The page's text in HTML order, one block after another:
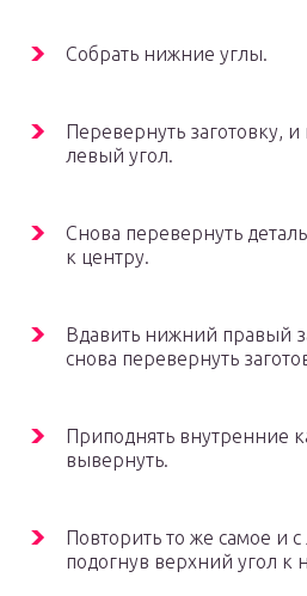
Собрать нижние углы.
Перевернуть заготовку,
левый угол.
Снова перевернуть
к центру.
Вдавить нижний правый
снова перевернуть
Приподнять внутренние
вывернуть.
Повторить то же самое и
подогнув верхний угол к